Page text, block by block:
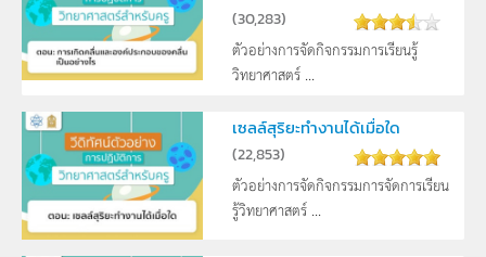
(30,283)
ตัวอย่างการจัดกิจกรรมการเรียนรู้
วิทยาศาสตร์ ...
เซลล์สุริยะทำงานได้เมื่อใด
(22,853)
ตัวอย่างการจัดกิจกรรมการจัดการเรียน
รู้วิทยาศาสตร์ ...